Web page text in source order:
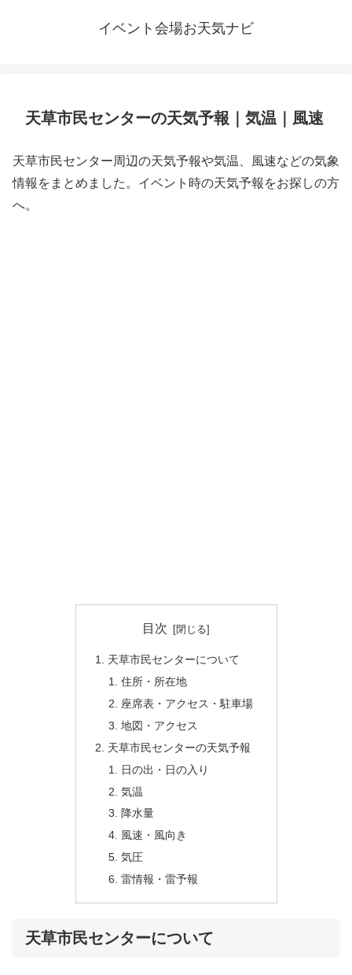
イベント会場お天気ナビ
天草市民センターの天気予報｜気温｜風速
天草市民センター周辺の天気予報や気温、風速などの気象
情報をまとめました。イベント時の天気予報をお探しの方
へ。
目次
天草市民センターについて
住所・所在地
座席表・アクセス・駐車場
地図・アクセス
天草市民センターの天気予報
日の出・日の入り
気温
降水量
風速・風向き
気圧
雷情報・雷予報
天草市民センターについて